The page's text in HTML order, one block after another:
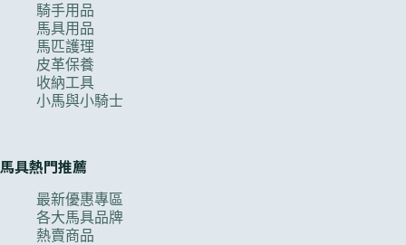
騎手用品
馬具用品
馬匹護理
皮革保養
收納工具
小馬與小騎士
馬具熱門推薦
最新優惠專區
各大馬具品牌
熱賣商品